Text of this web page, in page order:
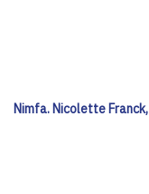
Nimfa. Nicolette